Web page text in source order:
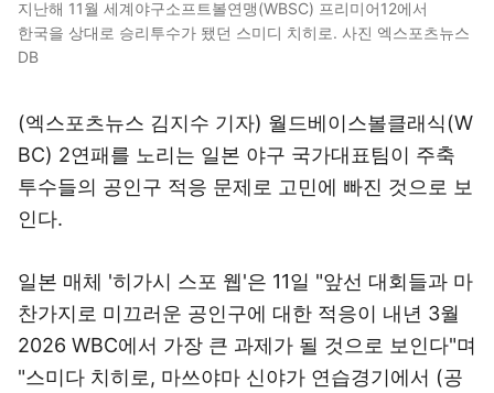
지난해 11월 세계야구소프트볼연맹(WBSC) 프리미어12에서
한국을 상대로 승리투수가 됐던 스미디 치히로. 사진 엑스포츠뉴스
DB
(엑스포츠뉴스 김지수 기자) 월드베이스볼클래식(W
BC) 2연패를 노리는 일본 야구 국가대표팀이 주축
투수들의 공인구 적응 문제로 고민에 빠진 것으로 보
인다.
일본 매체 '히가시 스포 웹'은 11일 "앞선 대회들과 마
찬가지로 미끄러운 공인구에 대한 적응이 내년 3월
2026 WBC에서 가장 큰 과제가 될 것으로 보인다"며
"스미다 치히로, 마쓰야마 신야가 연습경기에서 (공